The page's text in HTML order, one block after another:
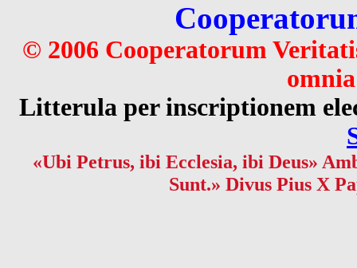
© 2006 Cooperatorum
Litterula per inscriptionem
«Ubi Petrus, ibi Ecclesia, ibi Deus»
Sunt.» Divus Pius X